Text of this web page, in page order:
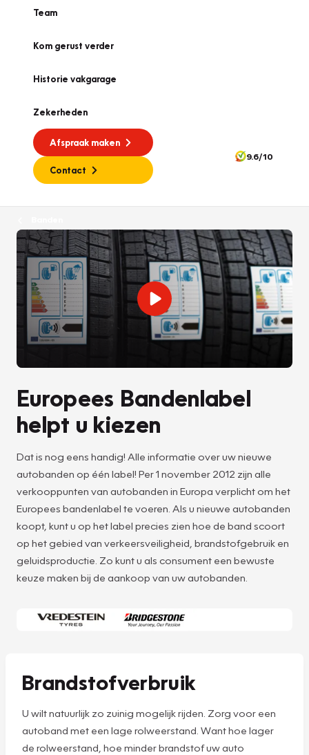
Team
Kom gerust verder
Historie vakgarage
Zekerheden
Afspraak maken
Contact
9.6/10
Europees Bandenlabel
helpt u kiezen
Dat is nog eens handig! Alle informatie over uw nieuwe
autobanden op één label! Per 1 november 2012 zijn alle
verkooppunten van autobanden in Europa verplicht om het
Europees bandenlabel te voeren. Als u nieuwe autobanden
koopt, kunt u op het label precies zien hoe de band scoort
op het gebied van verkeersveiligheid, brandstofgebruik en
geluidsproductie. Zo kunt u als consument een bewuste
keuze maken bij de aankoop van uw autobanden.
Brandstofverbruik
U wilt natuurlijk zo zuinig mogelijk rijden. Zorg voor een
autoband met een lage rolweerstand. Want hoe lager
de rolweerstand, hoe minder brandstof uw auto